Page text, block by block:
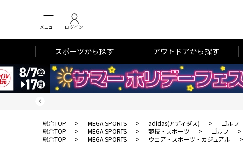
メニュー ログイン
スポーツから探す アウトドアから探す
総合TOP > MEGA SPORTS > adidas(アディダス) > ゴルフ
総合TOP
> MEGA SPORTS > 競技・スポーツ > ゴルフ >
総合TOP
> MEGA SPORTS > ウェア・スポーツ・カジュアル >